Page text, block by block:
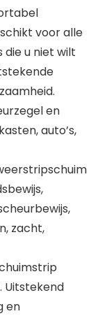
voor alle
die u niet wilt
en
auto’s,
zacht,
Uitstekend
en